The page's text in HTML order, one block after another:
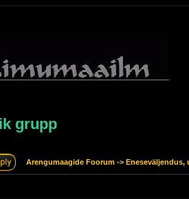
grupp
Arengumaagide Foorum -> Eneseväljendus,